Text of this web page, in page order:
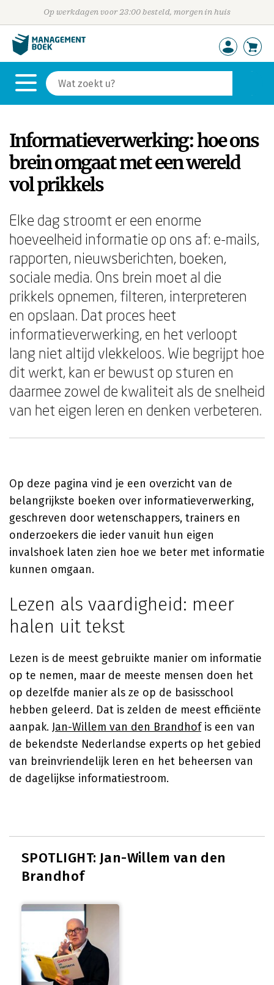
Op werkdagen voor 23:00 besteld, morgen in huis
Informatieverwerking: hoe ons
brein omgaat met een wereld
vol prikkels
Elke dag stroomt er een enorme
hoeveelheid informatie op ons af: e-mails,
rapporten, nieuwsberichten, boeken,
sociale media. Ons brein moet al die
prikkels opnemen, filteren, interpreteren
en opslaan. Dat proces heet
informatieverwerking, en het verloopt
lang niet altijd vlekkeloos. Wie begrijpt hoe
dit werkt, kan er bewust op sturen en
daarmee zowel de kwaliteit als de snelheid
van het eigen leren en denken verbeteren.
Op deze pagina vind je een overzicht van de
belangrijkste boeken over informatieverwerking,
geschreven door wetenschappers, trainers en
onderzoekers die ieder vanuit hun eigen
invalshoek laten zien hoe we beter met informatie
kunnen omgaan.
Lezen als vaardigheid: meer
halen uit tekst
Lezen is de meest gebruikte manier om informatie
op te nemen, maar de meeste mensen doen het
op dezelfde manier als ze op de basisschool
hebben geleerd. Dat is zelden de meest efficiënte
aanpak. Jan-Willem van den Brandhofis een van
de bekendste Nederlandse experts op het gebied
van breinvriendelijk leren en het beheersen van
de dagelijkse informatiestroom.
SPOTLIGHT: Jan-Willem van den
Brandhof